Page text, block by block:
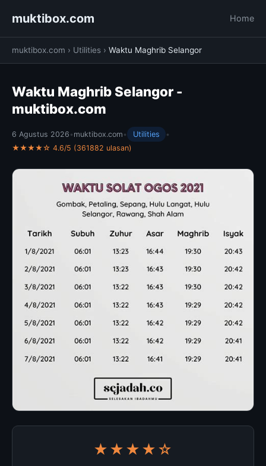
muktibox.com Home
muktibox.com › Utilities › Waktu Maghrib Selangor
Waktu Maghrib Selangor -
muktibox.com
6 Agustus 2026 • muktibox.com • Utilities
•
★★★★☆ 4.6/5 (361882 ulasan)
★★★★☆